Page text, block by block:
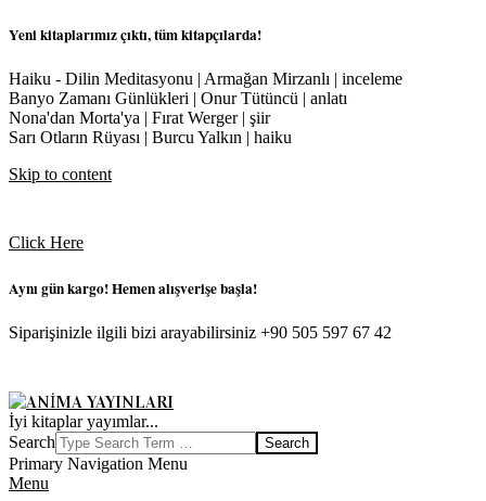
Yeni kitaplarımız çıktı, tüm kitapçılarda!
Haiku - Dilin Meditasyonu | Armağan Mirzanlı | inceleme
Banyo Zamanı Günlükleri | Onur Tütüncü | anlatı
Nona'dan Morta'ya | Fırat Werger | şiir
Sarı Otların Rüyası | Burcu Yalkın | haiku
Skip to content
Click Here
Aynı gün kargo! Hemen alışverişe başla!
Siparişinizle ilgili bizi arayabilirsiniz +90 505 597 67 42
ANIMA
YAYINLARI
İyi kitaplar yayımlar...
Search
Primary Navigation Menu
Menu